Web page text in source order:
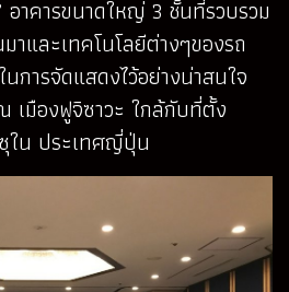
อาคารขนาดใหญ่ 3 ชั้นที่รวบรวม
าและเทคโนโลยีต่างๆของรถ
การจัดแสดงไว้อย่างน่าสนใจ
เมืองฟูจิซาวะ ใกล้กับที่ตั้ง
ใน ประเทศญี่ปุ่น